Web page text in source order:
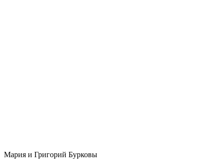
Мария и Григорий Бурковы